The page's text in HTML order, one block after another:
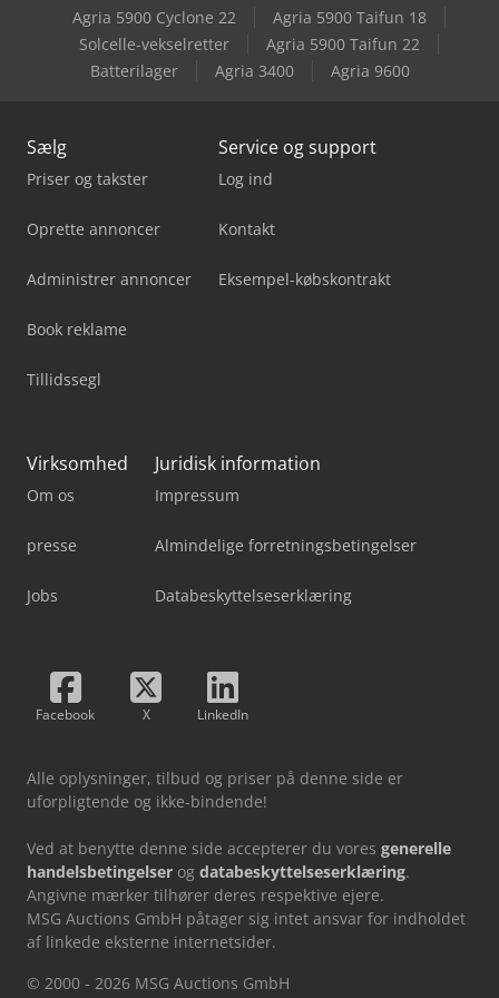
Sahinler Hpk 50
Tauring Delta 50
Agria 5900 Cyclone 22
Agria 5900 Taifun 18
Solcelle-vekselretter
Agria 5900 Taifun 22
Batterilager
Agria 3400 Agria 9600
Sælg
Priser og takster
Oprette annoncer
Administrer annoncer
Book reklame
Tillidssegl
Service og support
Log ind
Kontakt
Eksempel-købskontrakt
Virksomhed
Om os
presse
Jobs
Juridisk information
Impressum
Almindelige forretningsbetingelser
Databeskyttelseserklæring
Facebook X LinkedIn
Alle oplysninger, tilbud og priser på denne side er
uforpligtende og ikke-bindende!
Ved at benytte denne side accepterer du vores generelle
handelsbetingelser og databeskyttelseserklæring.
Angivne mærker tilhører deres respektive ejere.
MSG Auctions GmbH påtager sig intet ansvar for indholdet
af linkede eksterne internetsider.
© 2000 - 2026 MSG Auctions GmbH